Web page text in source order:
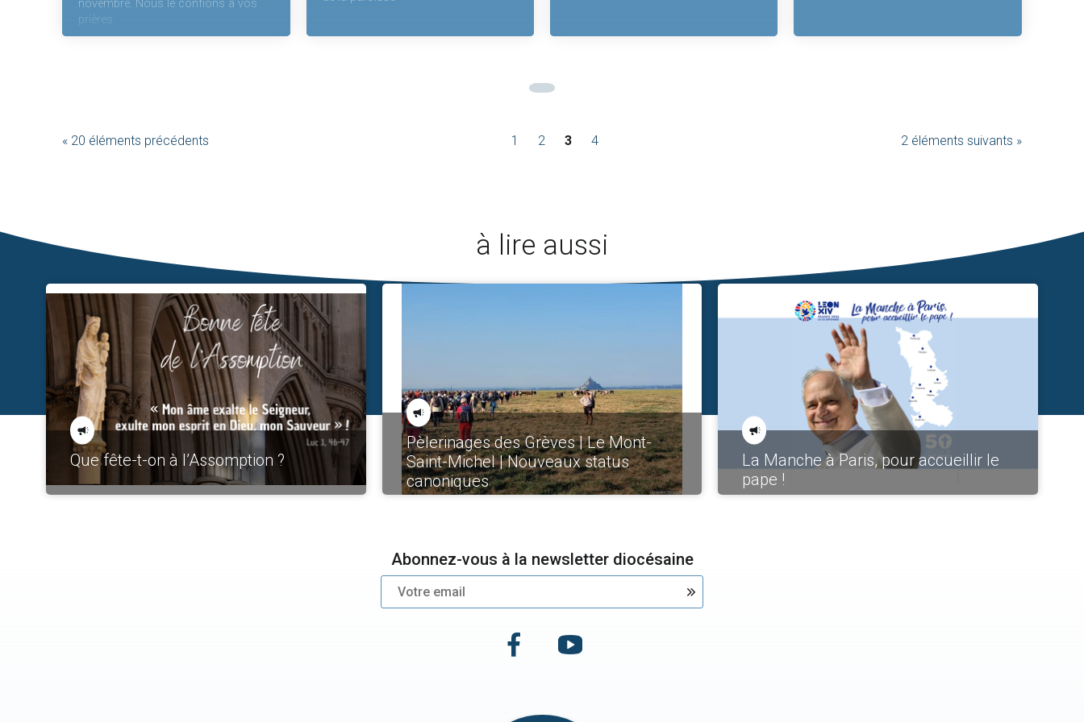
novembre. Nous le confions à vos
prières.
« 20 éléments précédents 2 éléments suivants »
1 2 3 4
à lire aussi
Que fête-t-on à l’Assomption ?
Pèlerinages des Grèves | Le Mont-
Saint-Michel | Nouveaux status
canoniques
La Manche à Paris, pour accueillir le
pape !
Abonnez-vous à la newsletter diocésaine